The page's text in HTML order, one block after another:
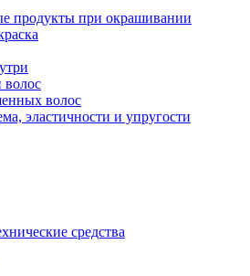
продукты при окрашивании
волос
волос
эластичности и упругости
средства